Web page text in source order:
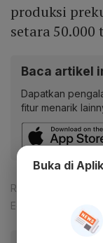
produksi
setara
Baca artikel
Dapatkan
fitur menarik
Reporter:
Editor:
Buka di